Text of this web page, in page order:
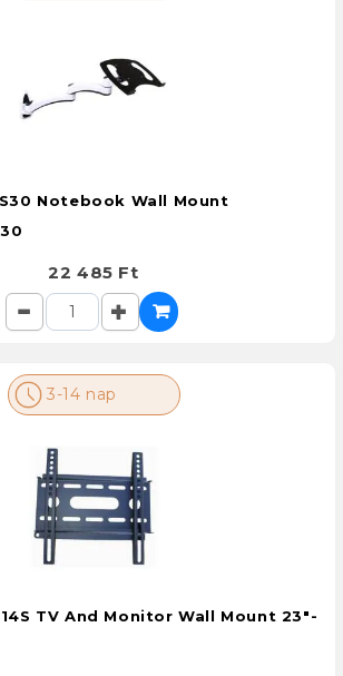
Notebook Wall Mount
22 485 Ft
3-14 nap
TV And Monitor Wall Mount 23"-